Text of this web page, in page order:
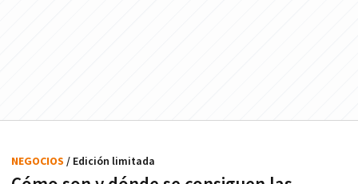
NEGOCIOS / Edición limitada